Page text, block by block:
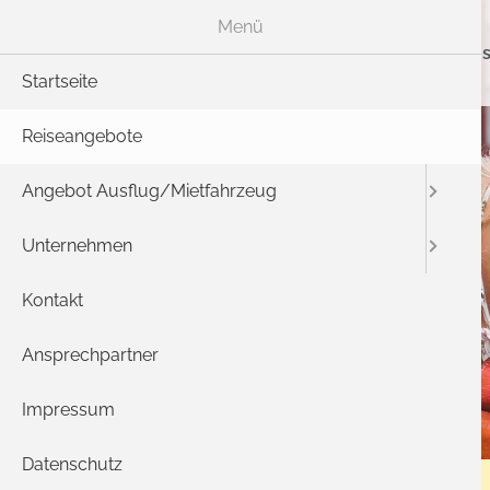
Menü
Startseite
Reiseangebote
Angebot Ausflug/Mietfahrzeug
Unternehmen
Kontakt
Ansprechpartner
Impressum
Datenschutz